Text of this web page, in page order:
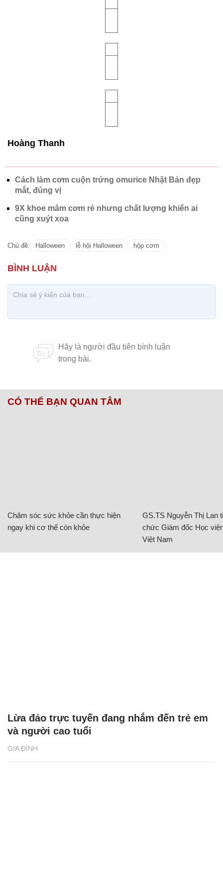
Hoàng Thanh
Cách làm cơm cuộn trứng omurice Nhật Bản đẹp
mắt, đúng vị
9X khoe mâm cơm rẻ nhưng chất lượng khiến ai
cũng xuýt xoa
Chủ đề: Halloween lễ hội Halloween hộp cơm
CÓ THỂ BẠN QUAN TÂM
Chăm sóc sức khỏe cần thực hiện
ngay khi cơ thể còn khỏe
GS.TS Nguyễn Thị Lan
chức Giám đốc Học
Việt Nam
GIA ĐÌNH
Lừa đảo trực tuyến đang nhắm đến trẻ em
và người cao tuổi